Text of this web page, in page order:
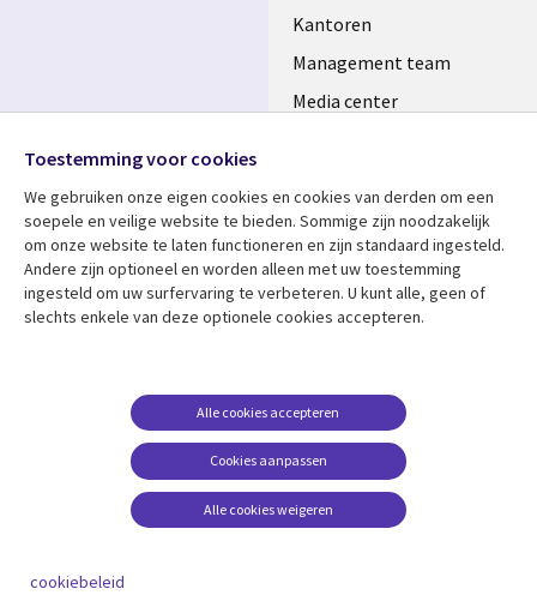
Kantoren
Management team
Media center
Bekijk meer
Library
NETHERLANDS
Artikelen
Evenementen
Support
Legal
Disclaimer
Cookie management
Media
NETHERLANDS
Toestemming voor cookies
We gebruiken onze eigen cookies en cookies van derden om een ​​
soepele en veilige website te bieden. Sommige zijn noodzakelijk
om onze website te laten functioneren en zijn standaard ingesteld.
Andere zijn optioneel en worden alleen met uw toestemming
ingesteld om uw surfervaring te verbeteren. U kunt alle, geen of
slechts enkele van deze optionele cookies accepteren.
Cookies aanpassen
Alle cookies accepteren
Alle cookies weigeren
cookiebeleid